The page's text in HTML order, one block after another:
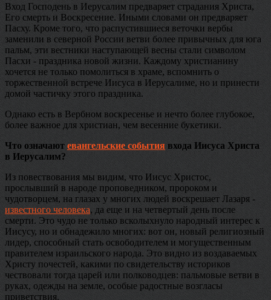
Вход Господень в Иерусалим предваряет страдания Христа,
Его смерть и Воскресение. Иными словами он предваряет
Пасху. Кроме того, что распустившиеся веточки вербы
заменили в северной России ветви более привычных для юга
пальм, эти вестники наступающей весны стали символом
Пасхи - праздника новой жизни. Каждому христианину
хочется не только помолиться в храме, вспомнить о
торжественной встрече Иисуса в Иерусалиме, но и принести
домой частичку этого праздника.
Однако есть в Вербном воскресенье и нечто более глубокое,
более важное для христиан, чем весенние букетики.
Что означают евангельские события входа Иисуса Христа
в Иерусалим?
Из повествования мы видим, что Иисус Христос,
прослывший в народе проповедником, пророком и
чудотворцем, на глазах у многих людей воскрешает Лазаря -
известного человека, да еще и на четвертый день после
смерти. Это чудо не только всколыхнуло народный интерес к
Иисусу, но и обнадежило многих: вот он, новый религиозный
лидер, способный стать освободителем и могущественным
правителем израильского народа. Это видно из воздаваемых
Христу почестей, какими по свидетельству историков
чествовали тогда царей или полководцев: пальмовые ветви в
руках, одежды на земле, особые радостные возгласы
приветствия.